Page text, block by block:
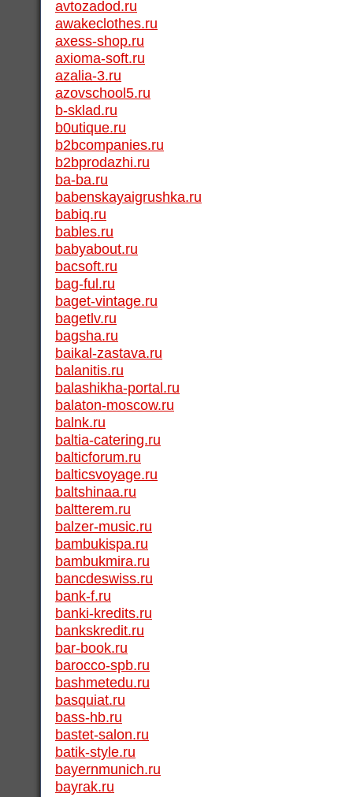
avtozadod.ru
awakeclothes.ru
axess-shop.ru
axioma-soft.ru
azalia-3.ru
azovschool5.ru
b-sklad.ru
b0utique.ru
b2bcompanies.ru
b2bprodazhi.ru
ba-ba.ru
babenskayaigrushka.ru
babiq.ru
bables.ru
babyabout.ru
bacsoft.ru
bag-ful.ru
baget-vintage.ru
bagetlv.ru
bagsha.ru
baikal-zastava.ru
balanitis.ru
balashikha-portal.ru
balaton-moscow.ru
balnk.ru
baltia-catering.ru
balticforum.ru
balticsvoyage.ru
baltshinaa.ru
baltterem.ru
balzer-music.ru
bambukispa.ru
bambukmira.ru
bancdeswiss.ru
bank-f.ru
banki-kredits.ru
bankskredit.ru
bar-book.ru
barocco-spb.ru
bashmetedu.ru
basquiat.ru
bass-hb.ru
bastet-salon.ru
batik-style.ru
bayernmunich.ru
bayrak.ru